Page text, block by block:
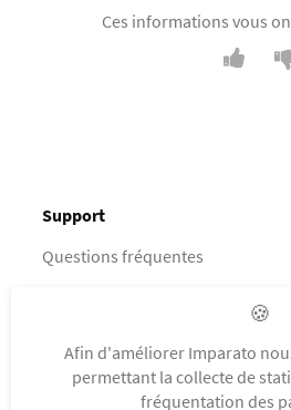
Ces informations vous
Support
Questions fréquentes
🍪
Afin d'améliorer Imparato
permettant la collecte de
fréquentation des